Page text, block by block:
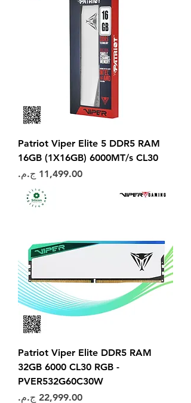
Patriot Viper Elite 5 DDR5 RAM
16GB (1X16GB) 6000MT/s CL30
السعر
Patriot Viper Elite DDR5 RAM
32GB 6000 CL30 RGB -
PVER532G60C30W
السعر